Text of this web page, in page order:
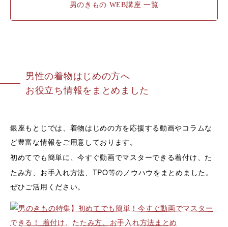
男のきもの WEB講座 一覧
男性の着物はじめの方へ
お役立ち情報をまとめました
銀座もとじでは、着物はじめの方を応援する動画やコラムな
ど豊富な情報をご用意しております。
初めてでも簡単に、今すぐ動画でマスターできる着付け、た
たみ方、お手入れ方法、TPO等のノウハウ をまとめました。
ぜひご活用ください。